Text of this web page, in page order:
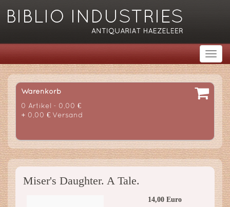
Warenkorb
0 Artikel - 0,00 €
+ 0,00 € Versand
Miser's Daughter. A Tale.
14,00 Euro